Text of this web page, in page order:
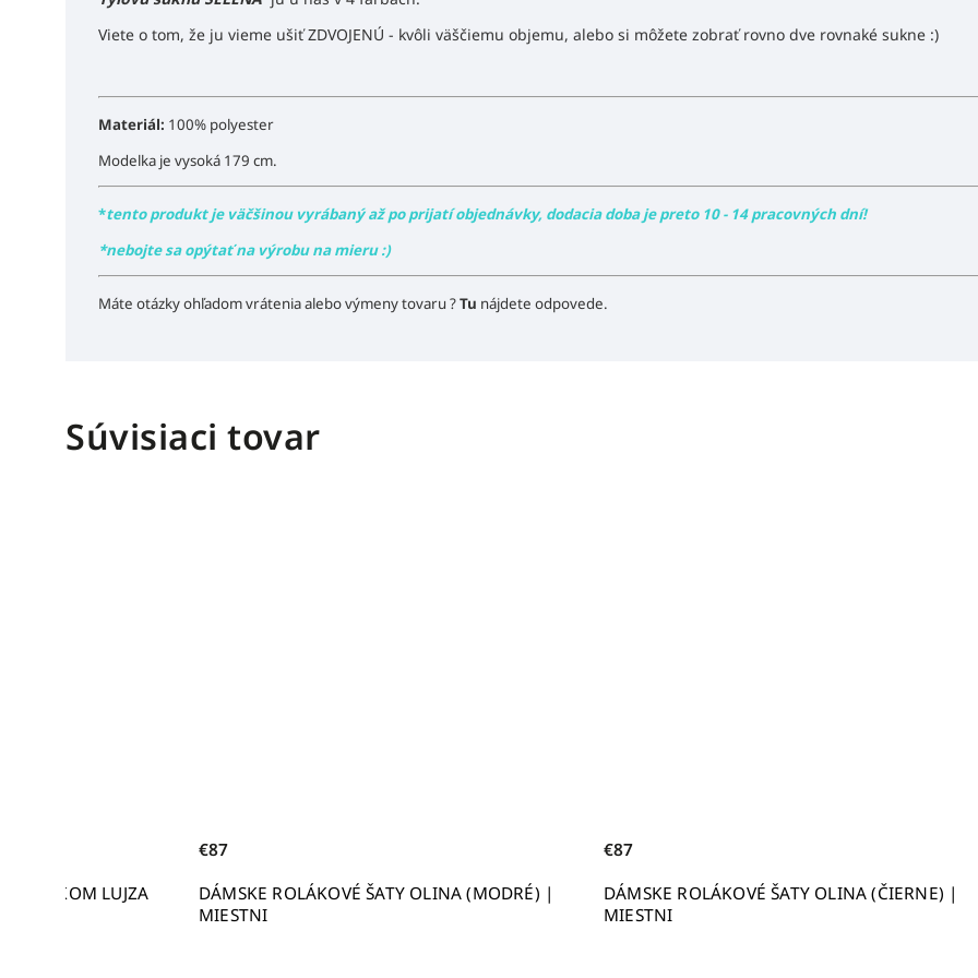
Viete o tom, že ju vieme ušiť ZDVOJENÚ - kvôli väščiemu objemu, alebo si môžete zobrať rovno dve rovnaké sukne :)
Materiál: 100% polyester
Modelka je vysoká 179 cm.
*tento produkt je väčšinou vyrábaný až po prijatí objednávky, dodacia doba je preto 10 - 14 pracovných dní!
*nebojte sa opýtať na výrobu na mieru :)
Máte otázky ohľadom vrátenia alebo výmeny tovaru ?Tu nájdete odpovede.
Súvisiaci tovar
OPASKOM LUJZA
DÁMSKE ROLÁKOVÉ ŠATY OLINA (MODRÉ) |
MIESTNI
€87
DÁMSKE ROLÁKOVÉ ŠATY OLINA (ČIERNE) |
MIESTNI
€87